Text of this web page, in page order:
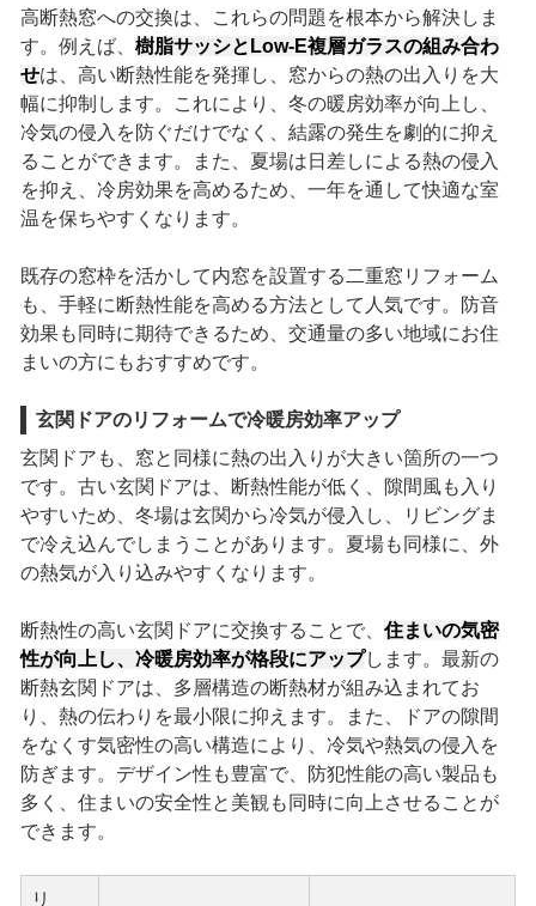
高断熱窓への交換は、これらの問題を根本から解決しま
す。例えば、 樹脂サッシとLow-E複層ガラスの組み合わ
せは、高い断熱性能を発揮し、窓からの熱の出入りを大
幅に抑制します。これにより、冬の暖房効率が向上し、
冷気の侵入を防ぐだけでなく、結露の発生を劇的に抑え
ることができます。また、夏場は日差しによる熱の侵入
を抑え、冷房効果を高めるため、一年を通して快適な室
温を保ちやすくなります。
既存の窓枠を活かして内窓を設置する二重窓リフォーム
も、手軽に断熱性能を高める方法として人気です。防音
効果も同時に期待できるため、交通量の多い地域にお住
まいの方にもおすすめです。
玄関ドアのリフォームで冷暖房効率アップ
玄関ドアも、窓と同様に熱の出入りが大きい箇所の一つ
です。古い玄関ドアは、断熱性能が低く、隙間風も入り
やすいため、冬場は玄関から冷気が侵入し、リビングま
で冷え込んでしまうことがあります。夏場も同様に、外
の熱気が入り込みやすくなります。
断熱性の高い玄関ドアに交換することで、 住まいの気密
性が向上し、冷暖房効率が格段にアップします。最新の
断熱玄関ドアは、多層構造の断熱材が組み込まれてお
り、熱の伝わりを最小限に抑えます。また、ドアの隙間
をなくす気密性の高い構造により、冷気や熱気の侵入を
防ぎます。デザイン性も豊富で、防犯性能の高い製品も
多く、住まいの安全性と美観も同時に向上させることが
できます。
リ